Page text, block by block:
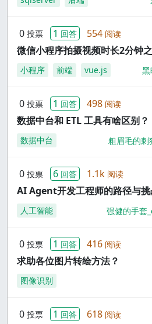
0 投票 1 回答 554 阅读
微信小程序拍摄视频时长2分钟
小程序 前端 vue.js 黑
0 投票 1 回答 498 阅读
数据中台和 ETL 工具有啥区别？
数据中台 粗眉毛的刺
0 投票 6 回答 1.1k 阅读
AI Agent开发工程师的路径与挑
人工智能 强健的手套
0 投票 1 回答 416 阅读
求助各位图片转绘方法？
图像识别
0 投票 1 回答 618 阅读